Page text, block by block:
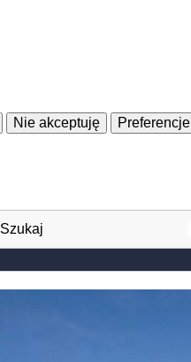
Nie akceptuję Preferencje
Szukaj